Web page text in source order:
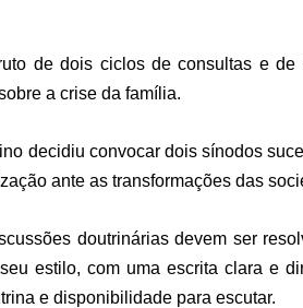
de dois ciclos de consultas e
a crise da família.
decidiu convocar dois sínodos
ante as transformações das
doutrinárias devem ser
estilo, com uma escrita clara e
e disponibilidade para escutar.